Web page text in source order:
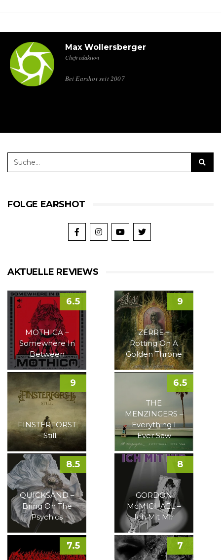
Max Wollersberger
Chefredaktion
Bei Earshot seit 2007
FOLGE EARSHOT
AKTUELLE REVIEWS
MOTHICA –
Somewhere In
Between
6.5
ZERRE –
Rotting On A
Golden Throne
9
FINSTERFORST
– Still
9
THE
MENZINGERS –
Everything I
Ever Saw
6.5
QUICKSAND –
Bring On The
Psychics
8.5
GORDON
McMICHAEL –
Ich Mit Mir
8
7.5 7